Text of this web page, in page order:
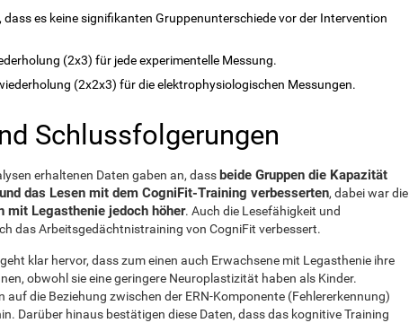
es keine signifikanten Gruppenunterschiede vor der Intervention
(2x3) für jede experimentelle Messung.
(2x2x3) für die elektrophysiologischen Messungen.
Schlussfolgerungen
erhaltenen Daten gaben an, dassbeide Gruppen die Kapazität
das Lesen mit dem CogniFit-Training verbesserten, dabei war die
mit Legasthenie jedoch höher. Auch die Lesefähigkeit und
das Arbeitsgedächtnistraining von CogniFit verbessert.
klar hervor, dass zum einen auch Erwachsene mit Legasthenie ihre
obwohl sie eine geringere Neuroplastizität haben als Kinder.
auf die Beziehung zwischen der ERN-Komponente (Fehlererkennung)
Darüber hinaus bestätigen diese Daten, dass das kognitive Training